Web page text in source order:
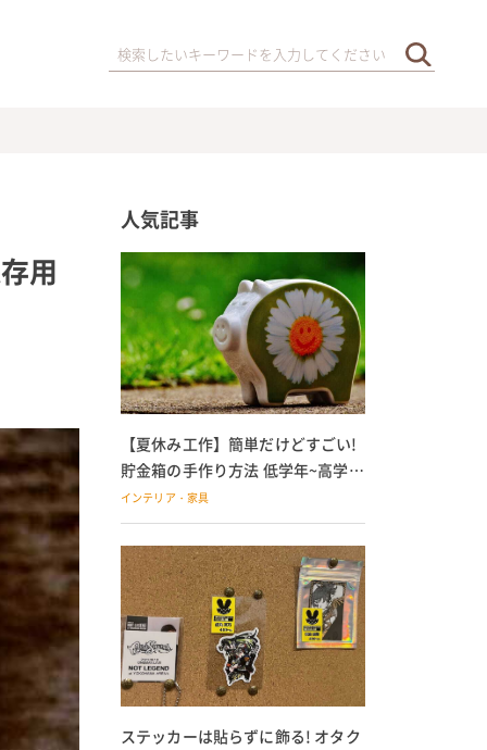
用
人気記事
【夏休み工作】簡単だけどすごい!
貯金箱の手作り方法 低学年~高学年
の子どもにも
インテリア・家具
ステッカーは貼らずに飾る! オタク